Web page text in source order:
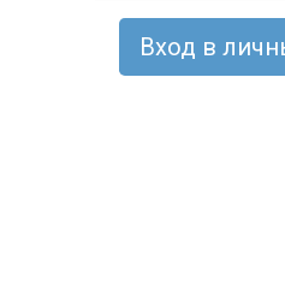
Вход в